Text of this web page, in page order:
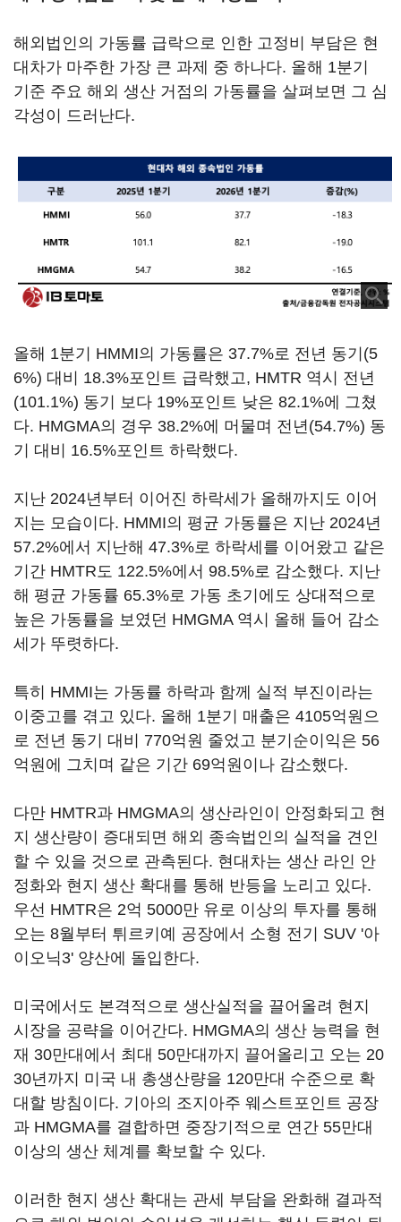
해외법인의 가동률 급락으로 인한 고정비 부담은 현
대차가 마주한 가장 큰 과제 중 하나다. 올해 1분기
기준 주요 해외 생산 거점의 가동률을 살펴보면 그 심
각성이 드러난다.
올해 1분기 HMMI의 가동률은 37.7%로 전년 동기(5
6%) 대비 18.3%포인트 급락했고, HMTR 역시 전년
(101.1%) 동기 보다 19%포인트 낮은 82.1%에 그쳤
다. HMGMA의 경우 38.2%에 머물며 전년(54.7%) 동
기 대비 16.5%포인트 하락했다.
지난 2024년부터 이어진 하락세가 올해까지도 이어
지는 모습이다. HMMI의 평균 가동률은 지난 2024년
57.2%에서 지난해 47.3%로 하락세를 이어왔고 같은
기간 HMTR도 122.5%에서 98.5%로 감소했다. 지난
해 평균 가동률 65.3%로 가동 초기에도 상대적으로
높은 가동률을 보였던 HMGMA 역시 올해 들어 감소
세가 뚜렷하다.
특히 HMMI는 가동률 하락과 함께 실적 부진이라는
이중고를 겪고 있다. 올해 1분기 매출은 4105억원으
로 전년 동기 대비 770억원 줄었고 분기순이익은 56
억원에 그치며 같은 기간 69억원이나 감소했다.
다만 HMTR과 HMGMA의 생산라인이 안정화되고 현
지 생산량이 증대되면 해외 종속법인의 실적을 견인
할 수 있을 것으로 관측된다. 현대차는 생산 라인 안
정화와 현지 생산 확대를 통해 반등을 노리고 있다.
우선 HMTR은 2억 5000만 유로 이상의 투자를 통해
오는 8월부터 튀르키예 공장에서 소형 전기 SUV '아
이오닉3' 양산에 돌입한다.
미국에서도 본격적으로 생산실적을 끌어올려 현지
시장을 공략을 이어간다. HMGMA의 생산 능력을 현
재 30만대에서 최대 50만대까지 끌어올리고 오는 20
30년까지 미국 내 총생산량을 120만대 수준으로 확
대할 방침이다. 기아의 조지아주 웨스트포인트 공장
과 HMGMA를 결합하면 중장기적으로 연간 55만대
이상의 생산 체계를 확보할 수 있다.
이러한 현지 생산 확대는 관세 부담을 완화해 결과적